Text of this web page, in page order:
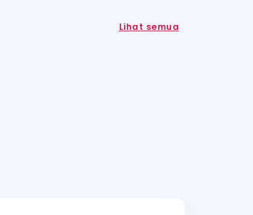
Lihat semua